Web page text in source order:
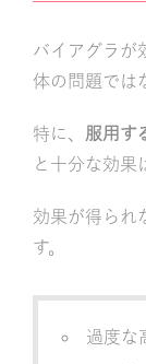
バイアグラが
体の問題では
特に、 服用す
と十分な効果
効果が得られ
す。
過度な